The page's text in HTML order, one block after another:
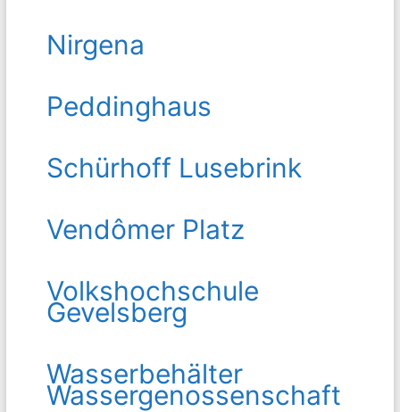
Nirgena
Peddinghaus
Schürhoff Lusebrink
Vendômer Platz
Volkshochschule
Gevelsberg
Wasserbehälter
Wassergenossenschaft